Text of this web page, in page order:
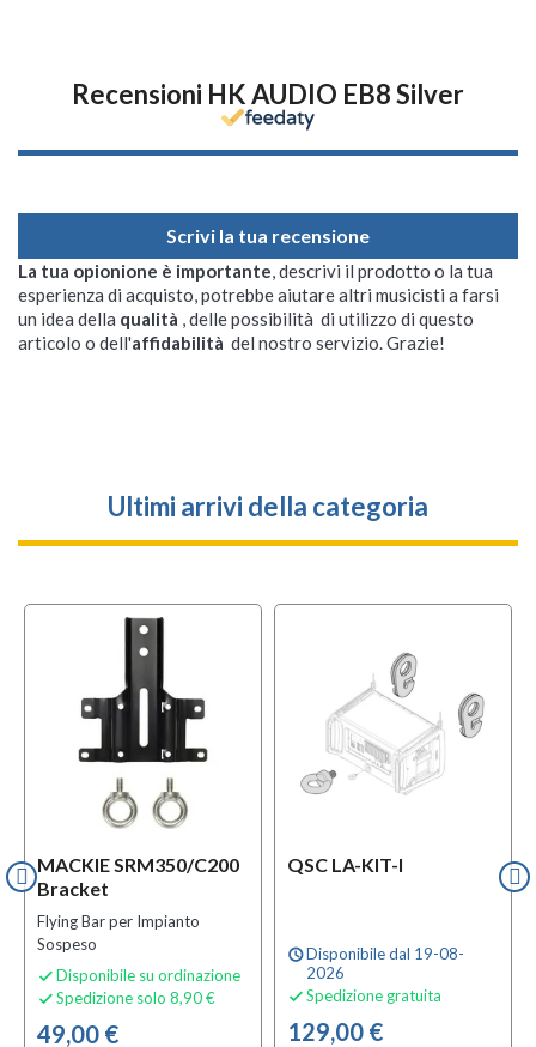
Recensioni HK AUDIO EB8 Silver
Scrivi la tua recensione
La tua opionione è importante, descrivi il prodotto o la tua
esperienza di acquisto, potrebbe aiutare altri musicisti a farsi
un idea della qualità , delle possibilità di utilizzo di questo
articolo o dell'affidabilità del nostro servizio. Grazie!
Ultimi arrivi della categoria
MACKIE SRM350/C200
Bracket
Flying Bar per Impianto
Sospeso
 Disponibile su ordinazione
 Spedizione solo 8,90 €
49,00 €
QSC LA-KIT-I
scheduleDisponibile dal 19-08-
2026
 Spedizione gratuita
129,00 €